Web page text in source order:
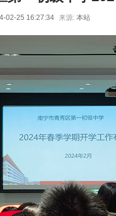
02-25 16:27:34 来源: 本站